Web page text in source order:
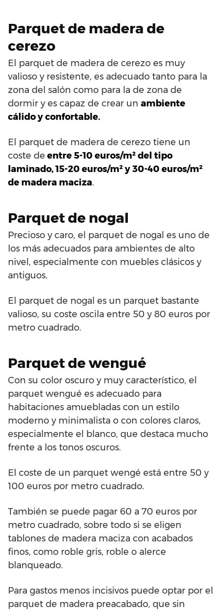
Parquet de madera de
cerezo
El parquet de madera de cerezo es muy
valioso y resistente, es adecuado tanto para la
zona del salón como para la de zona de
dormir y es capaz de crear un ambiente
cálido y confortable.
El parquet de madera de cerezo tiene un
coste de entre 5-10 euros/m² del tipo
laminado, 15-20 euros/m² y 30-40 euros/m²
de madera maciza.
Parquet de nogal
Precioso y caro, el parquet de nogal es uno de
los más adecuados para ambientes de alto
nivel, especialmente con muebles clásicos y
antiguos.
El parquet de nogal es un parquet bastante
valioso, su coste oscila entre 50 y 80 euros por
metro cuadrado.
Parquet de wengué
Con su color oscuro y muy característico, el
parquet wengué es adecuado para
habitaciones amuebladas con un estilo
moderno y minimalista o con colores claros,
especialmente el blanco, que destaca mucho
frente a los tonos oscuros.
El coste de un parquet wengé está entre 50 y
100 euros por metro cuadrado.
También se puede pagar 60 a 70 euros por
metro cuadrado, sobre todo si se eligen
tablones de madera maciza con acabados
finos, como roble gris, roble o alerce
blanqueado.
Para gastos menos incisivos puede optar por el
parquet de madera preacabado, que sin